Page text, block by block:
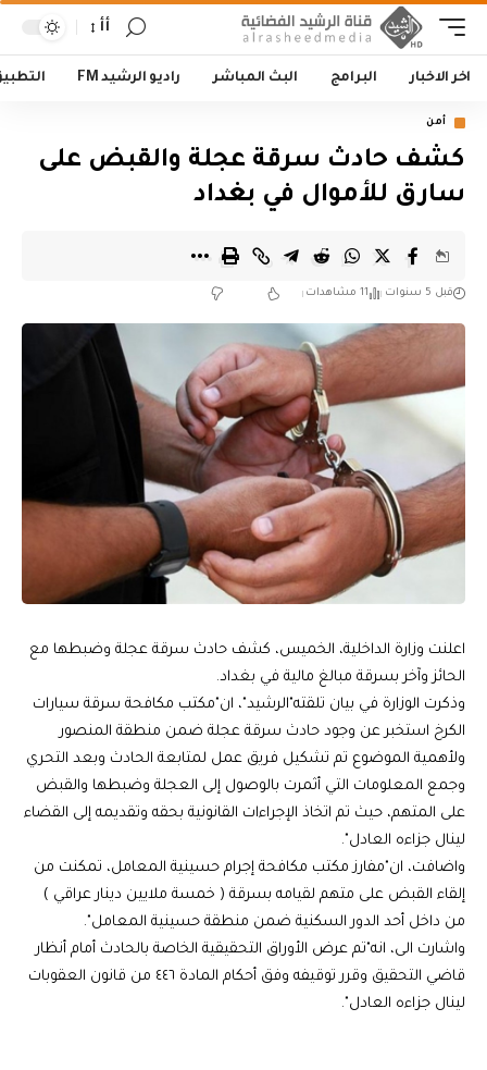
أأ
اخر الاخبار البرامج البث المباشر راديو الرشيد FM
أمن
كشف حادث سرقة عجلة والقبض على
سارق للأموال في بغداد
قبل 5 سنوات 11 مشاهدات
اعلنت وزارة الداخلية، الخميس، كشف حادث سرقة عجلة وضبطها مع
الحائز وآخر بسرقة مبالغ مالية في بغداد.
وذكرت الوزارة في بيان تلقته"الرشيد"، ان"مكتب مكافحة سرقة سيارات
الكرخ استخبر عن وجود حادث سرقة عجلة ضمن منطقة المنصور
ولأهمية الموضوع تم تشكيل فريق عمل لمتابعة الحادث وبعد التحري
وجمع المعلومات التي أثمرت بالوصول إلى العجلة وضبطها والقبض
على المتهم، حيث تم اتخاذ الإجراءات القانونية بحقه وتقديمه إلى القضاء
لينال جزاءه العادل".
واضافت، ان"مفارز مكتب مكافحة إجرام حسينية المعامل، تمكنت من
إلقاء القبض على متهم لقيامه بسرقة ( خمسة ملايين دينار عراقي )
من داخل أحد الدور السكنية ضمن منطقة حسينية المعامل".
واشارت الى، انه"تم عرض الأوراق التحقيقية الخاصة بالحادث أمام أنظار
قاضي التحقيق وقرر توقيفه وفق أحكام المادة ٤٤٦ من قانون العقوبات
لينال جزاءه العادل".